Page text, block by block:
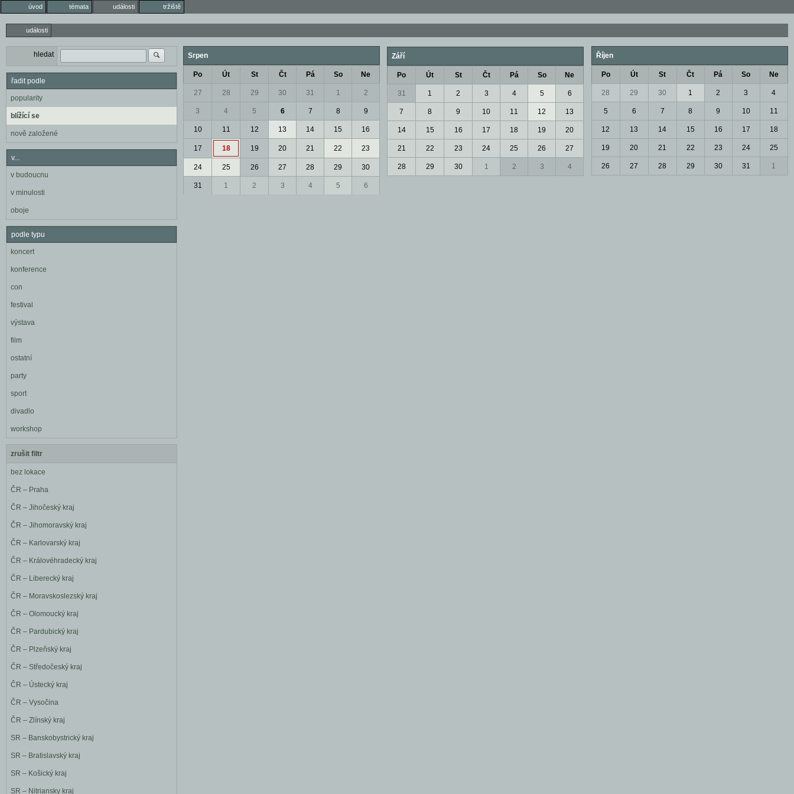
úvod témata události tržiště
události
hledat
řadit podle
popularity
blížící se
nově založené
v...
v budoucnu
v minulosti
oboje
podle typu
koncert
konference
con
festival
výstava
film
ostatní
party
sport
divadlo
workshop
zrušit filtr
bez lokace
ČR – Praha
ČR – Jihočeský kraj
ČR – Jihomoravský kraj
ČR – Karlovarský kraj
ČR – Královéhradecký kraj
ČR – Liberecký kraj
ČR – Moravskoslezský kraj
ČR – Olomoucký kraj
ČR – Pardubický kraj
ČR – Plzeňský kraj
ČR – Středočeský kraj
ČR – Ústecký kraj
ČR – Vysočina
ČR – Zlínský kraj
SR – Banskobystrický kraj
SR – Bratislavský kraj
SR – Košický kraj
SR – Nitriansky kraj
Srpen
Po Út St Čt Pá So Ne
27 28 29 30 31 1 2
3 4 5 6 7 8 9
10 11 12 13 14 15 16
17 18 19 20 21 22 23
24 25 26 27 28 29 30
31 1 2 3 4 5 6
Září
Po Út St Čt Pá So Ne
31 1 2 3 4 5 6
7 8 9 10 11 12 13
14 15 16 17 18 19 20
21 22 23 24 25 26 27
28 29 30 1 2 3 4
Říjen
Po Út St Čt Pá So Ne
28 29 30 1 2 3 4
5 6 7 8 9 10 11
12 13 14 15 16 17 18
19 20 21 22 23 24 25
26 27 28 29 30 31 1